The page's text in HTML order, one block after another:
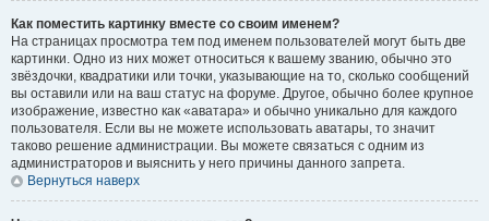
Как поместить картинку вместе со своим именем?
На страницах просмотра тем под именем пользователей могут быть две
картинки. Одно из них может относиться к вашему званию, обычно это
звёздочки, квадратики или точки, указывающие на то, сколько сообщений
вы оставили или на ваш статус на форуме. Другое, обычно более крупное
изображение, известно как «аватара» и обычно уникально для каждого
пользователя. Если вы не можете использовать аватары, то значит
таково решение администрации. Вы можете связаться с одним из
администраторов и выяснить у него причины данного запрета.
Вернуться наверх